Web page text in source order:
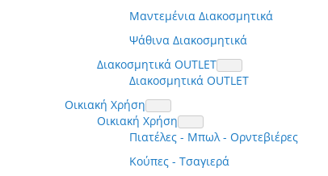
Μαντεμένια Διακοσμητικά
Ψάθινα Διακοσμητικά
Διακοσμητικά OUTLET
Διακοσμητικά OUTLET
Οικιακή Χρήση
Οικιακή Χρήση
Πιατέλες - Μπωλ - Ορντεβιέρες
Κούπες - Τσαγιερά